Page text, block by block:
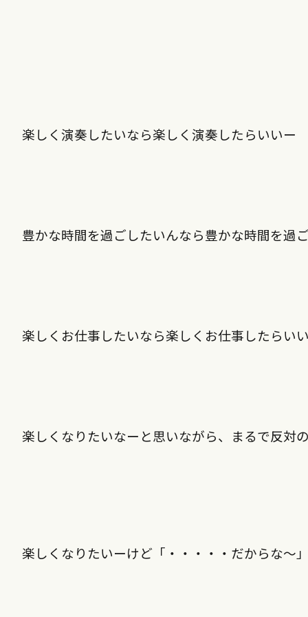
楽しく演奏したいなら楽しく演奏したらいいー
豊かな時間を過ごしたいんなら豊かな時間を過
楽しくお仕事したいなら楽しくお仕事したらい
楽しくなりたいなーと思いながら、まるで反対
楽しくなりたいーけど「・・・・・だからな〜」